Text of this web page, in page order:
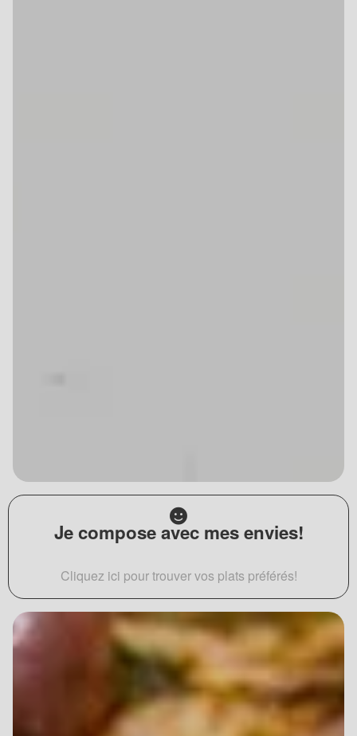
Je compose avec mes envies!
Cliquez ici pour trouver vos plats préférés!